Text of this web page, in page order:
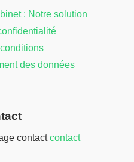
: Notre solution
des données
contactcontact